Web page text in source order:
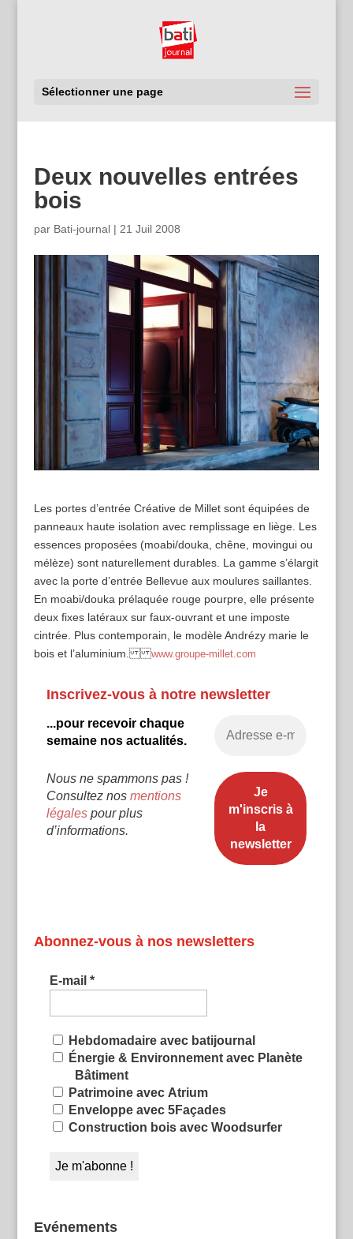
Sélectionner une page
Deux nouvelles entrées
bois
par Bati-journal| 21 Juil 2008
Les portes d’entrée Créative de Millet sont équipées de
panneaux haute isolation avec remplissage en liège. Les
essences proposées (moabi/douka, chêne, movingui ou
mélèze) sont naturellement durables. La gamme s’élargit
avec la porte d’entrée Bellevue aux moulures saillantes.
En moabi/douka prélaquée rouge pourpre, elle présente
deux fixes latéraux sur faux-ouvrant et une imposte
cintrée. Plus contemporain, le modèle Andrézy marie le
bois et l’aluminium.www.groupe-millet.com
Inscrivez-vous à notre newsletter
...pour recevoir chaque
semaine nos actualités.
Nous ne spammons pas !
Consultez nos mentions
légalespour plus
d’informations.
Abonnez-vous à nos newsletters
E-mail *
Hebdomadaire avec batijournal
Énergie & Environnement avec Planète
Bâtiment
Patrimoine avec Atrium
Enveloppe avec 5Façades
Construction bois avec Woodsurfer
Evénements